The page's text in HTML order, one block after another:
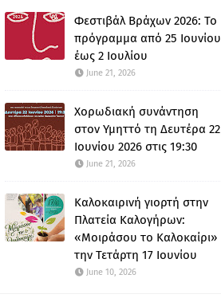
Φεστιβάλ Βράχων 2026: Το
πρόγραμμα από 25 Ιουνίου
έως 2 Ιουλίου
June 21, 2026
Χορωδιακή συνάντηση
στον Υμηττό τη Δευτέρα 22
Ιουνίου 2026 στις 19:30
June 21, 2026
Καλοκαιρινή γιορτή στην
Πλατεία Καλογήρων:
«Μοιράσου το Καλοκαίρι»
την Τετάρτη 17 Ιουνίου
June 10, 2026